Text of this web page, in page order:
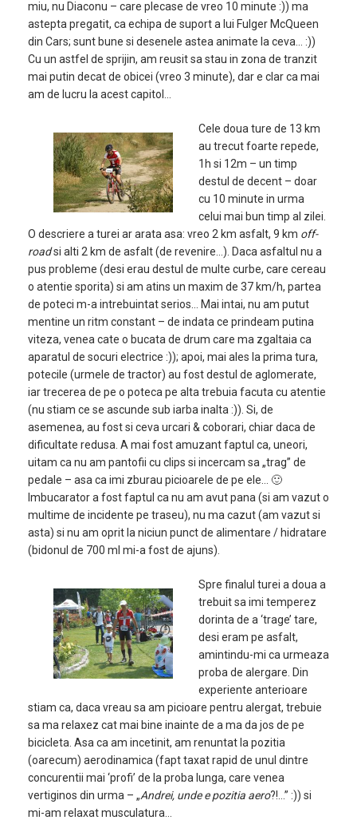
miu, nu Diaconu – care plecase de vreo 10 minute :)) ma
astepta pregatit, ca echipa de suport a lui Fulger McQueen
din Cars; sunt bune si desenele astea animate la ceva… :))
Cu un astfel de sprijin, am reusit sa stau in zona de tranzit
mai putin decat de obicei (vreo 3 minute), dar e clar ca mai
am de lucru la acest capitol…
Cele doua ture de 13 km
au trecut foarte repede,
1h si 12m – un timp
destul de decent – doar
cu 10 minute in urma
celui mai bun timp al zilei.
O descriere a turei ar arata asa: vreo 2 km asfalt, 9 km off-
roadsi alti 2 km de asfalt (de revenire…). Daca asfaltul nu a
pus probleme (desi erau destul de multe curbe, care cereau
o atentie sporita) si am atins un maxim de 37 km/h, partea
de poteci m-a intrebuintat serios… Mai intai, nu am putut
mentine un ritm constant – de indata ce prindeam putina
viteza, venea cate o bucata de drum care ma zgaltaia ca
aparatul de socuri electrice :)); apoi, mai ales la prima tura,
potecile (urmele de tractor) au fost destul de aglomerate,
iar trecerea de pe o poteca pe alta trebuia facuta cu atentie
(nu stiam ce se ascunde sub iarba inalta :)). Si, de
asemenea, au fost si ceva urcari & coborari, chiar daca de
dificultate redusa. A mai fost amuzant faptul ca, uneori,
uitam ca nu am pantofii cu clips si incercam sa „trag” de
pedale – asa ca imi zburau picioarele de pe ele… 🙂
Imbucarator a fost faptul ca nu am avut pana (si am vazut o
multime de incidente pe traseu), nu ma cazut (am vazut si
asta) si nu am oprit la niciun punct de alimentare / hidratare
(bidonul de 700 ml mi-a fost de ajuns).
Spre finalul turei a doua a
trebuit sa imi temperez
dorinta de a ‘trage’ tare,
desi eram pe asfalt,
amintindu-mi ca urmeaza
proba de alergare. Din
experiente anterioare
stiam ca, daca vreau sa am picioare pentru alergat, trebuie
sa ma relaxez cat mai bine inainte de a ma da jos de pe
bicicleta. Asa ca am incetinit, am renuntat la pozitia
(oarecum) aerodinamica (fapt taxat rapid de unul dintre
concurentii mai ‘profi’ de la proba lunga, care venea
vertiginos din urma – „Andrei, unde e pozitia aero?!…” :)) si
mi-am relaxat musculatura…